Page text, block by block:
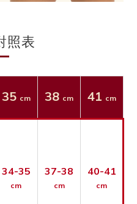
照表
35 cm 38 cm 41 cm
34-35
cm
37-38
cm
40-41
cm